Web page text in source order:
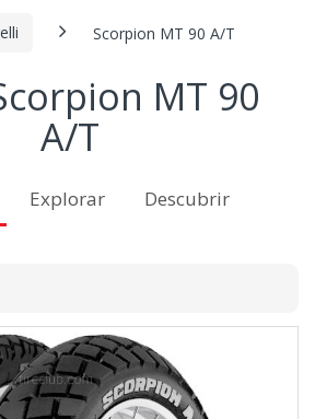
Scorpion MT 90 A/T
MT 90
A/T
Explorar Descubrir